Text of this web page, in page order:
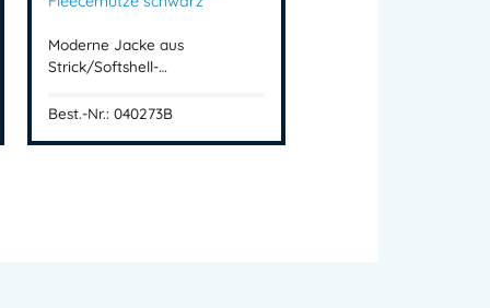
Moderne Jacke aus
Strick/Softshell-…
Best.-Nr.: 040273B